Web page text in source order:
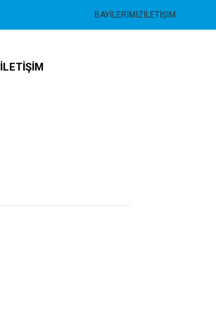
BAYILERIMIZİLETIŞIM
İLETIŞIM